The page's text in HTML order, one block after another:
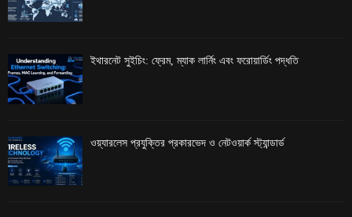
ইথারনেট সুইচিং: ফ্রেম, ম্যাক লার্নিং এবং ফরোয়ার্ডিং পদ্ধতি
ওয়্যারলেস প্রযুক্তির প্রকারভেদ ও নেটওয়ার্ক স্ট্যান্ডার্ড